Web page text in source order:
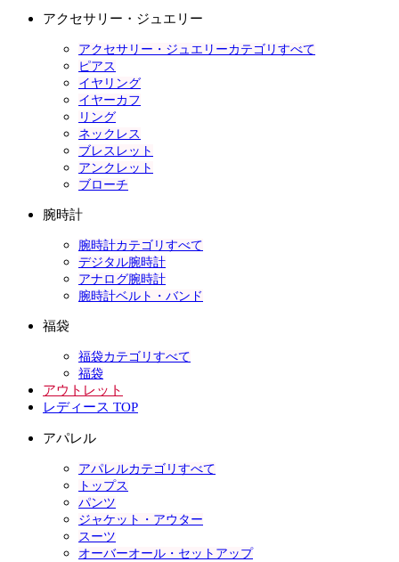
アクセサリー・ジュエリー
アクセサリー・ジュエリーカテゴリすべて
ピアス
イヤリング
イヤーカフ
リング
ネックレス
ブレスレット
アンクレット
ブローチ
腕時計
腕時計カテゴリすべて
デジタル腕時計
アナログ腕時計
腕時計ベルト・バンド
福袋
福袋カテゴリすべて
福袋
アウトレット
レディース TOP
アパレル
アパレルカテゴリすべて
トップス
パンツ
ジャケット・アウター
スーツ
オーバーオール・セットアップ